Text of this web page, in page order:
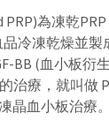
PRP)為凍乾
冷凍乾燥並
BB (血小板衍
治療，就叫做
晶血小板治療。